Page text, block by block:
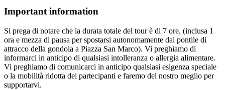
Important information
Si prega di notare che la durata totale del tour è di 7 ore, (inclusa 1
ora e mezza di pausa per spostarsi autonomamente dal pontile di
attracco della gondola a Piazza San Marco). Vi preghiamo di
informarci in anticipo di qualsiasi intolleranza o allergia alimentare.
Vi preghiamo di comunicarci in anticipo qualsiasi esigenza speciale
o la mobilità ridotta dei partecipanti e faremo del nostro meglio per
supportarvi.